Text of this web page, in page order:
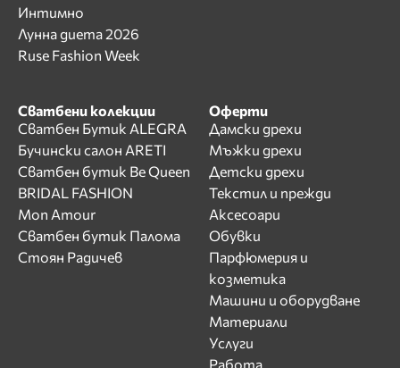
Интимно
Лунна диета 2026
Ruse Fashion Week
Сватбени колекции
Сватбен Бутик ALEGRA
Бучински салон ARETI
Сватбен бутик Be Queen
BRIDAL FASHION
Mon Amour
Сватбен бутик Палома
Стоян Радичев
Оферти
Дамски дрехи
Мъжки дрехи
Детски дрехи
Текстил и прежди
Аксесоари
Обувки
Парфюмерия и
козметика
Машини и оборудване
Материали
Услуги
Работа